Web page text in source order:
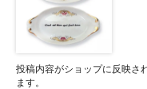
投稿内容がショップに反映さ
ます。